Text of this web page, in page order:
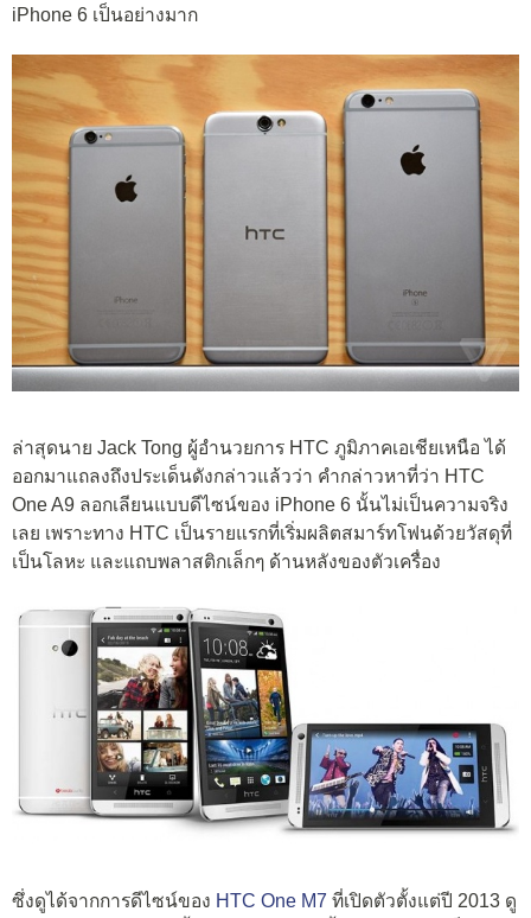
iPhone 6 เป็นอย่างมาก
ล่าสุดนาย Jack Tong ผู้อำนวยการ HTC ภูมิภาคเอเชียเหนือ ได้
ออกมาแถลงถึงประเด็นดังกล่าวแล้วว่า คำกล่าวหาที่ว่า HTC
One A9 ลอกเลียนแบบดีไซน์ของ iPhone 6 นั้นไม่เป็นความจริง
เลย เพราะทาง HTC เป็นรายแรกที่เริ่มผลิตสมาร์ทโฟนด้วยวัสดุที่
เป็นโลหะ และแถบพลาสติกเล็กๆ ด้านหลังของตัวเครื่อง
ซึ่งดูได้จากการดีไซน์ของ HTC One M7 ที่เปิดตัวตั้งแต่ปี 2013 ดู